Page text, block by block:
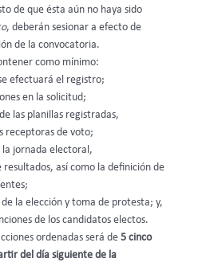
de que ésta aún no haya sido
, deberán sesionar a efecto de
de la convocatoria.
como mínimo:
efectuará el registro;
en la solicitud;
las planillas registradas,
receptoras de voto;
la jornada electoral,
resultados, así como la definición de
la elección y toma de protesta; y,
de los candidatos electos.
ordenadas será de 5 cinco
del día siguiente de la